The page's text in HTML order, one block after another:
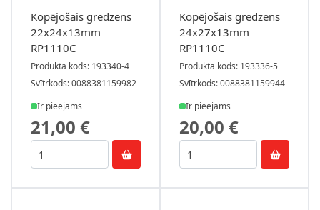
Kopējošais gredzens
22x24x13mm
RP1110C
Produkta kods: 193340-4
Svītrkods: 0088381159982
Ir pieejams
21,00 €
Kopējošais gredzens
24x27x13mm
RP1110C
Produkta kods: 193336-5
Svītrkods: 0088381159944
Ir pieejams
20,00 €